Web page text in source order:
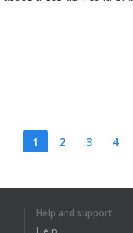
1 2 3 4
I UNDERSTOOD
Help and support